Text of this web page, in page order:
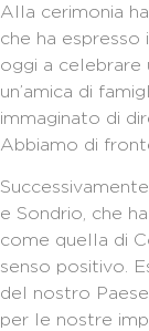
Alla cerimonia
che ha espresso
oggi a celebrare
un’amica di
immaginato di
Abbiamo di
e Sondrio, che
come quella di
senso positivo.
del nostro
per le nostre